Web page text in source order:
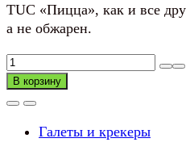
TUC «Пицца», как и все
а не обжарен.
Количество
товара
Крекер
Pizza
В корзину
Галеты и крекеры